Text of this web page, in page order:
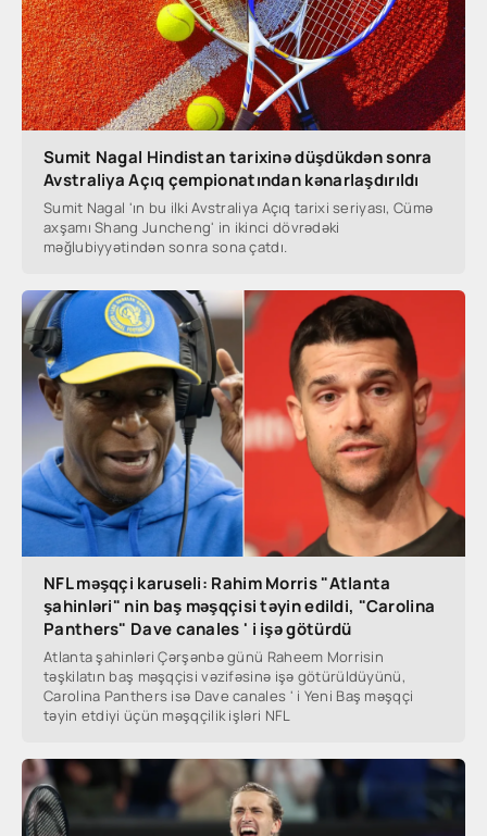
Sumit Nagal Hindistan tarixinə düşdükdən sonra
Avstraliya Açıq çempionatından kənarlaşdırıldı
Sumit Nagal 'ın bu ilki Avstraliya Açıq tarixi seriyası, Cümə
axşamı Shang Juncheng' in ikinci dövrədəki
məğlubiyyətindən sonra sona çatdı.
NFL məşqçi karuseli: Rahim Morris "Atlanta
şahinləri" nin baş məşqçisi təyin edildi, "Carolina
Panthers" Dave canales ' i işə götürdü
Atlanta şahinləri Çərşənbə günü Raheem Morrisin
təşkilatın baş məşqçisi vəzifəsinə işə götürüldüyünü,
Carolina Panthers isə Dave canales ' i Yeni Baş məşqçi
təyin etdiyi üçün məşqçilik işləri NFL